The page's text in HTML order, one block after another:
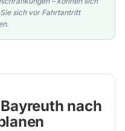
sich vor Fahrtantritt
nach